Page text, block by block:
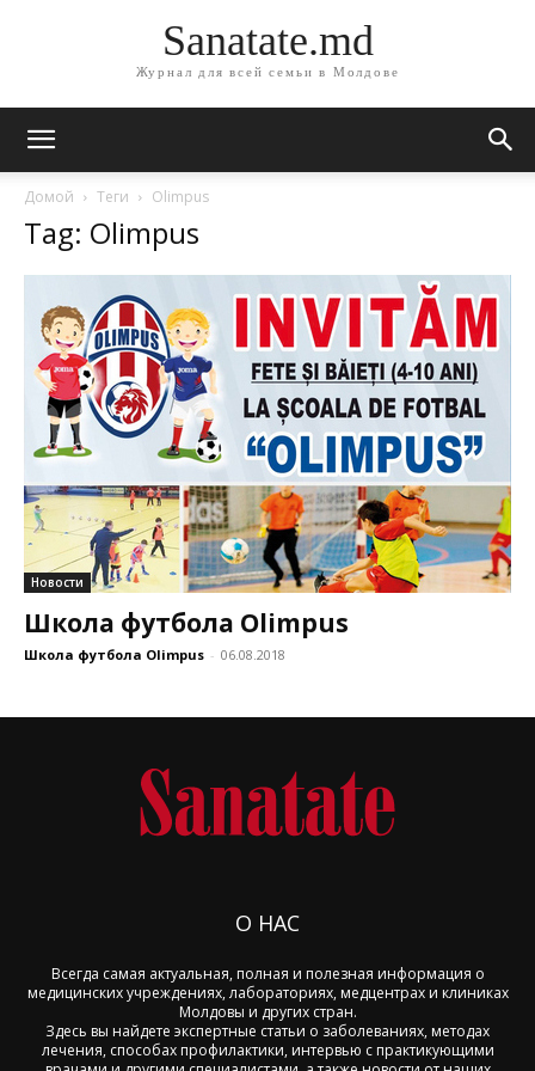
Sanatate.md
Журнал для всей семьи в Молдове
Домой Теги Olimpus
Tag: Olimpus
Новости
Школа футбола Olimpus
Школа футбола Olimpus - 06.08.2018
О НАС
Всегда самая актуальная, полная и полезная информация о
медицинских учреждениях, лабораториях, медцентрах и клиниках
Молдовы и других стран.
Здесь вы найдете экспертные статьи о заболеваниях, методах
лечения, способах профилактики, интервью с практикующими